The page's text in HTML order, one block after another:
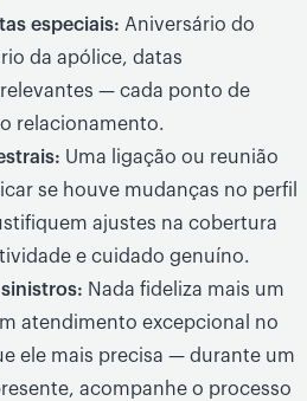
especiais: Aniversário do
da apólice, datas
— cada ponto de
relacionamento.
Uma ligação ou reunião
se houve mudanças no perfil
ajustes na cobertura
e cuidado genuíno.
Nada fideliza mais um
atendimento excepcional no
ele mais precisa — durante um
acompanhe o processo